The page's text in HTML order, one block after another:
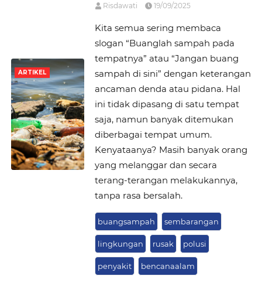
ARTIKEL
Risdawati 19/09/2025
Kita semua sering membaca
slogan “Buanglah sampah pada
tempatnya” atau “Jangan buang
sampah di sini” dengan keterangan
ancaman denda atau pidana. Hal
ini tidak dipasang di satu tempat
saja, namun banyak ditemukan
diberbagai tempat umum.
Kenyataanya? Masih banyak orang
yang melanggar dan secara
terang-terangan melakukannya,
tanpa rasa bersalah.
buangsampah sembarangan
lingkungan rusak polusi
penyakit bencanaalam